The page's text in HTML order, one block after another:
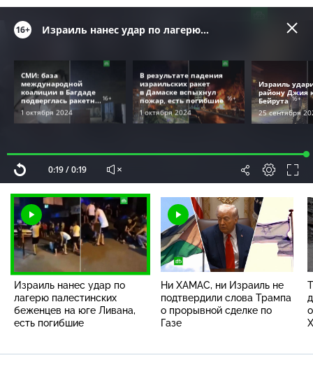
Воспроизвести
снова
Текущее
0:19/Продолжительность
0:19 Со
звуком
Загрузка:
16+
Израиль нанес удар по лагерю
СМИ: база
международной
коалиции в Багдаде
подверглась ракетн... 16+
1 октября 2024
В результате падения
израильских ракет
в Дамаске вспыхнул
пожар, есть погибшие 16+
1 октября 2024
Израиль
району Джия
Бейрута 16+
25 сентября
Израиль нанес удар по
лагерю палестинских
беженцев на юге Ливана,
есть погибшие
Ни ХАМАС, ни Израиль не
подтвердили слова Трампа
о прорывной сделке по
Газе